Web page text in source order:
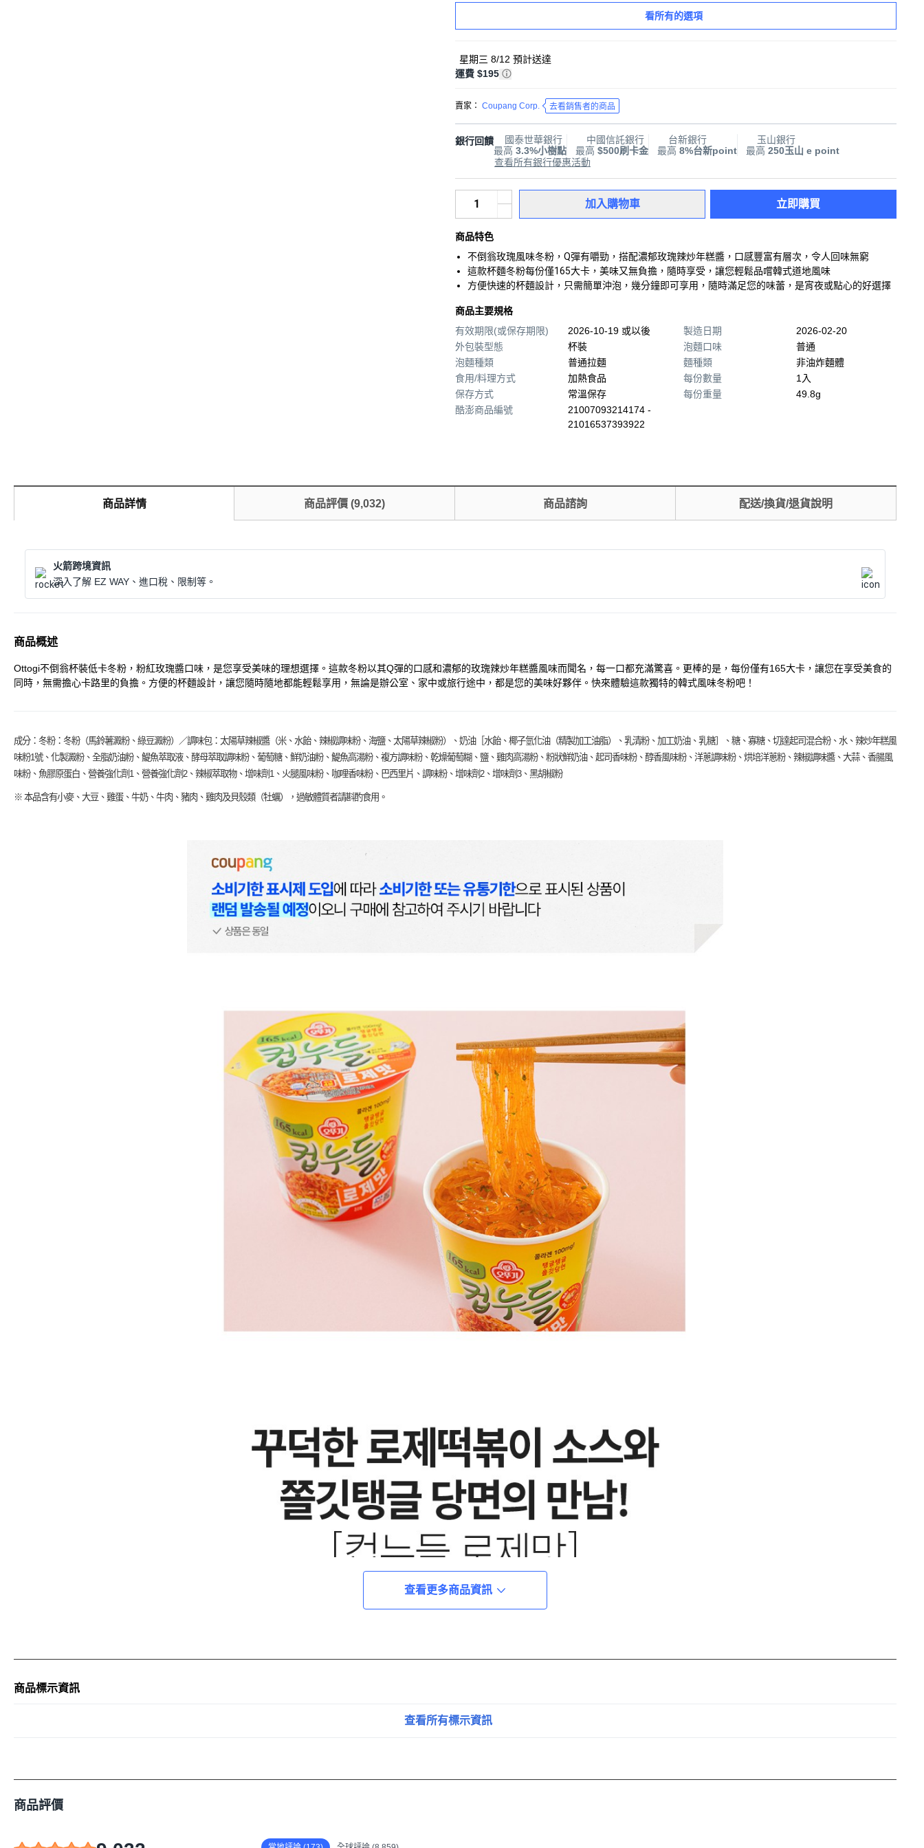
看所有的選項
星期三 8/12 預計送達
運費 $195
賣家： Coupang Corp. 去看銷售者的商品
銀行回饋
國泰世華銀行
最高 3.3%小樹點
中國信託銀行
最高 $500刷卡金
台新銀行
最高 8%台新point
玉山銀行
最高 250玉山 e point
查看所有銀行優惠活動
加入購物車 立即購買
商品特色
不倒翁玫瑰風味冬粉，Q彈有嚼勁，搭配濃郁玫瑰辣炒年糕醬，口感豐富有層次，令人回味無窮
這款杯麵冬粉每份僅165大卡，美味又無負擔，隨時享受，讓您輕鬆品嚐韓式道地風味
方便快速的杯麵設計，只需簡單沖泡，幾分鐘即可享用，隨時滿足您的味蕾，是宵夜或點心的好選擇
商品主要規格
有效期限(或保存期限)
2026-10-19 或以後
外包裝型態
杯裝
泡麵種類
普通拉麵
食用/料理方式
加熱食品
保存方式
常溫保存
酷澎商品編號
21007093214174 -
21016537393922
製造日期
2026-02-20
泡麵口味
普通
麵種類
非油炸麵體
每份數量
1入
每份重量
49.8g
商品詳情 商品評價 (9,032) 商品諮詢 配送/換貨/退貨說明
火箭跨境資訊
深入了解 EZ WAY、進口稅、限制等。
商品概述
Ottogi不倒翁杯裝低卡冬粉，粉紅玫瑰醬口味，是您享受美味的理想選擇。這款冬粉以其Q彈的口感和濃郁的玫瑰辣炒年糕醬風味而聞名，每一口都充滿驚喜。更棒的是，每份僅有165大卡，讓您在享受美食的
同時，無需擔心卡路里的負擔。方便的杯麵設計，讓您隨時隨地都能輕鬆享用，無論是辦公室、家中或旅行途中，都是您的美味好夥伴。快來體驗這款獨特的韓式風味冬粉吧！
成分：冬粉：冬粉（馬鈴薯澱粉、綠豆澱粉）／調味包：太陽草辣椒醬（米、水飴、辣椒調味粉、海鹽、太陽草辣椒粉）、奶油［水飴、椰子氫化油（精製加工油脂）、乳清粉、加工奶油、乳糖］、糖、寡糖、切達起司混合粉、水、辣炒年糕風
味粉1號、化製澱粉、全脂奶油粉、鯷魚萃取液、酵母萃取調味粉、葡萄糖、鮮奶油粉、鯷魚高湯粉、複方調味粉、乾燥葡萄糊、鹽、雞肉高湯粉、粉狀鮮奶油、起司香味粉、醇香風味粉、洋蔥調味粉、烘培洋蔥粉、辣椒調味醬、大蒜、香腸風
味粉、魚膠原蛋白、營養強化劑1、營養強化劑2、辣椒萃取物、增味劑1、火腿風味粉、咖哩香味粉、巴西里片、調味粉、增味劑2、增味劑3、黑胡椒粉
※ 本品含有小麥、大豆、雞蛋、牛奶、牛肉、豬肉、雞肉及貝殼類（牡蠣），過敏體質者請斟酌食用。
查看更多商品資訊
商品標示資訊
查看所有標示資訊
商品評價